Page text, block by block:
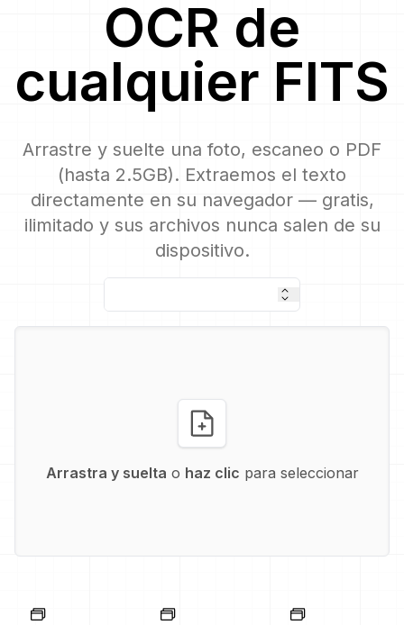
OCR de
cualquier FITS
Arrastre y suelte una foto, escaneo o PDF
(hasta 2.5GB). Extraemos el texto
directamente en su navegador — gratis,
ilimitado y sus archivos nunca salen de su
dispositivo.
Arrastra y suelta o haz clic para seleccionar